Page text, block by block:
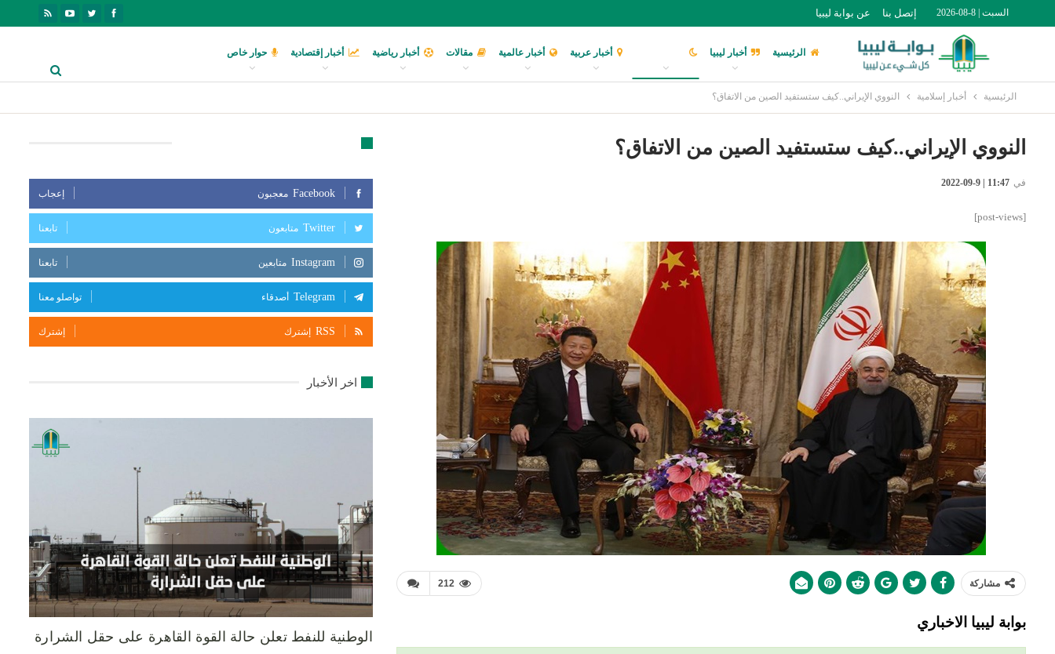
السبت | 8-08-2026 إتصل بنا عن بوابة ليبيا
الرئيسية أخبار ليبيا أخبار عربية أخبار عالمية مقالات أخبار رياضية أخبار إقتصادية حوار خاص
الرئيسية أخبار إسلامية النووي الإيراني..كيف ستستفيد الصين من الاتفاق؟
النووي الإيراني..كيف ستستفيد الصين من الاتفاق؟
في 11:47 | 9-09-2022
[post-views]
212 مشاركة
بوابة ليبيا الاخباري
Facebook معجبون إعجاب
Twitter متابعون تابعنا
Instagram متابعين تابعنا
Telegram أصدقاء تواصلو معنا
RSS إشترك إشترك
اخر الأخبار
الوطنية للنفط تعلن حالة القوة القاهرة على حقل الشرارة